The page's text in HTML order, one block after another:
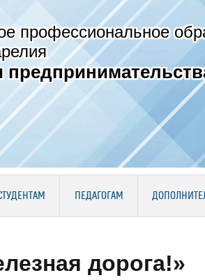
профессиональное
ПЕДАГОГАМ
дорога!»